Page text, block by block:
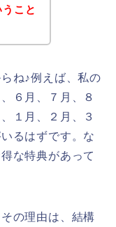
こと
ね♪例えば、私の
６月、７月、８
１月、２月、３
るはずです。な
な特典があって
の理由は、結構